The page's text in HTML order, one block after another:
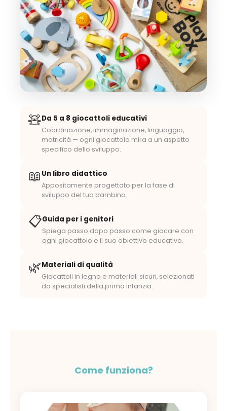
🧸Da 5 a 8 giocattoli educativi
Coordinazione, immaginazione, linguaggio,
motricità — ogni giocattolo mira a un aspetto
specifico dello sviluppo.
📖 Un libro didattico
Appositamente progettato per la fase di
sviluppo del tuo bambino.
📋Guida per i genitori
Spiega passo dopo passo come giocare con
ogni giocattolo e il suo obiettivo educativo.
🌿Materiali di qualità
Giocattoli in legno e materiali sicuri, selezionati
da specialisti della prima infanzia.
Come funziona?